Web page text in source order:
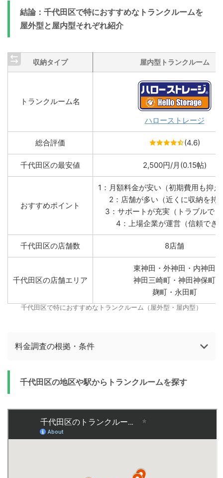
結論：千代田区で特におすすめなトランクルームを
屋外型と屋内型それぞれ紹介
収納タイプ 屋内型トランクルーム
トランクルーム名
ハローストレージ
総合評価 (4.6)
千代田区の最安値 2,500円/月(0.15帖)
おすすめポイント
1：月額料金が安い（初期費用も抑
2：店舗が多い（近くに収納を持
3：サポートが充実（トラブルで
4：上場企業が運営（信頼でき
千代田区の店舗数 8店舗
千代田区の店舗エリア
東神田・外神田・内神田
神田三崎町・神田神保町
麹町・永田町
千代田区で特におすすめなトランクルーム（屋外型・屋内型）
料金調査の根拠・条件
千代田区の地区や駅からトランクルームを探す